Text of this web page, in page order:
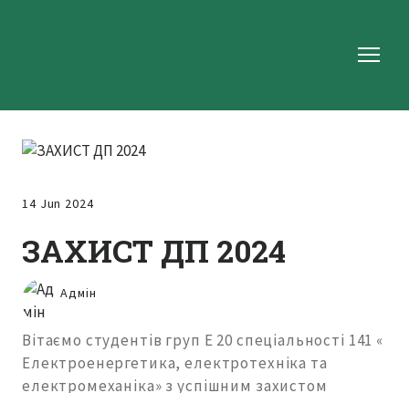
14 Jun 2024
ЗАХИСТ ДП 2024
Адмін
Вітаємо студентів груп Е 20 спеціальності 141 «
Електроенергетика, електротехніка та
електромеханіка» з успішним захистом